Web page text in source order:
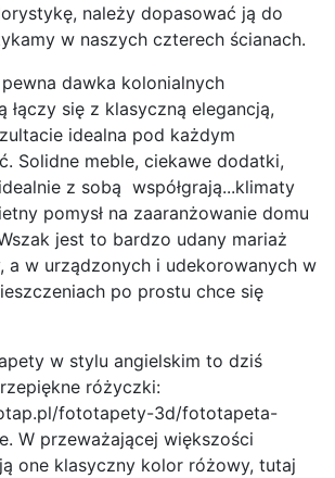
należy dopasować ją do
w naszych czterech ścianach.
dawka kolonialnych
łączy się z klasyczną elegancją,
idealna pod każdym
Solidne meble, ciekawe dodatki,
z sobą współgrają...klimaty
pomysł na zaaranżowanie domu
jest to bardzo udany mariaż
a w urządzonych i udekorowanych w
po prostu chce się
w stylu angielskim to dziś
różyczki:
fototapety-3d/fototapeta-
W przeważającej większości
one klasyczny kolor różowy, tutaj